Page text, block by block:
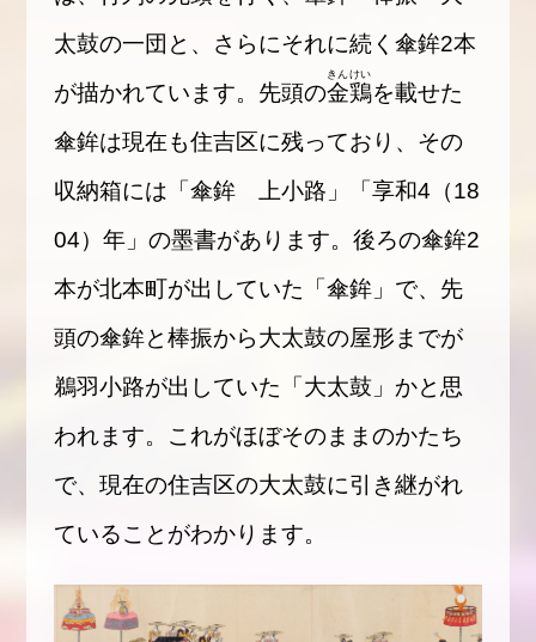
太鼓の一団と、さらにそれに続く傘鉾2本
が描かれています。先頭の金鶏
きんけい
を載せた
傘鉾は現在も住吉区に残っており、その
収納箱には「傘鉾 上小路」「享和4（18
04）年」の墨書があります。後ろの傘鉾2
本が北本町が出していた「傘鉾」で、先
頭の傘鉾と棒振から大太鼓の屋形までが
鵜羽小路が出していた「大太鼓」かと思
われます。これがほぼそのままのかたち
で、現在の住吉区の大太鼓に引き継がれ
ていることがわかります。